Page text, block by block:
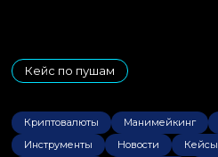
Кейс по пушам
Криптовалюты Манимейкинг
Инструменты
Новости Кейсы